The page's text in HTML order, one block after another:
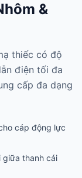
&
thiếc có độ
điện tối đa
cấp đa dạng
cáp động lực
giữa thanh cái